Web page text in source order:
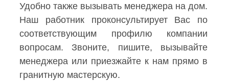
Удобно также вызывать менеджера на дом.
Наш работник проконсультирует Вас по
соответствующим профилю компании
вопросам. Звоните, пишите, вызывайте
менеджера или приезжайте к нам прямо в
гранитную мастерскую.